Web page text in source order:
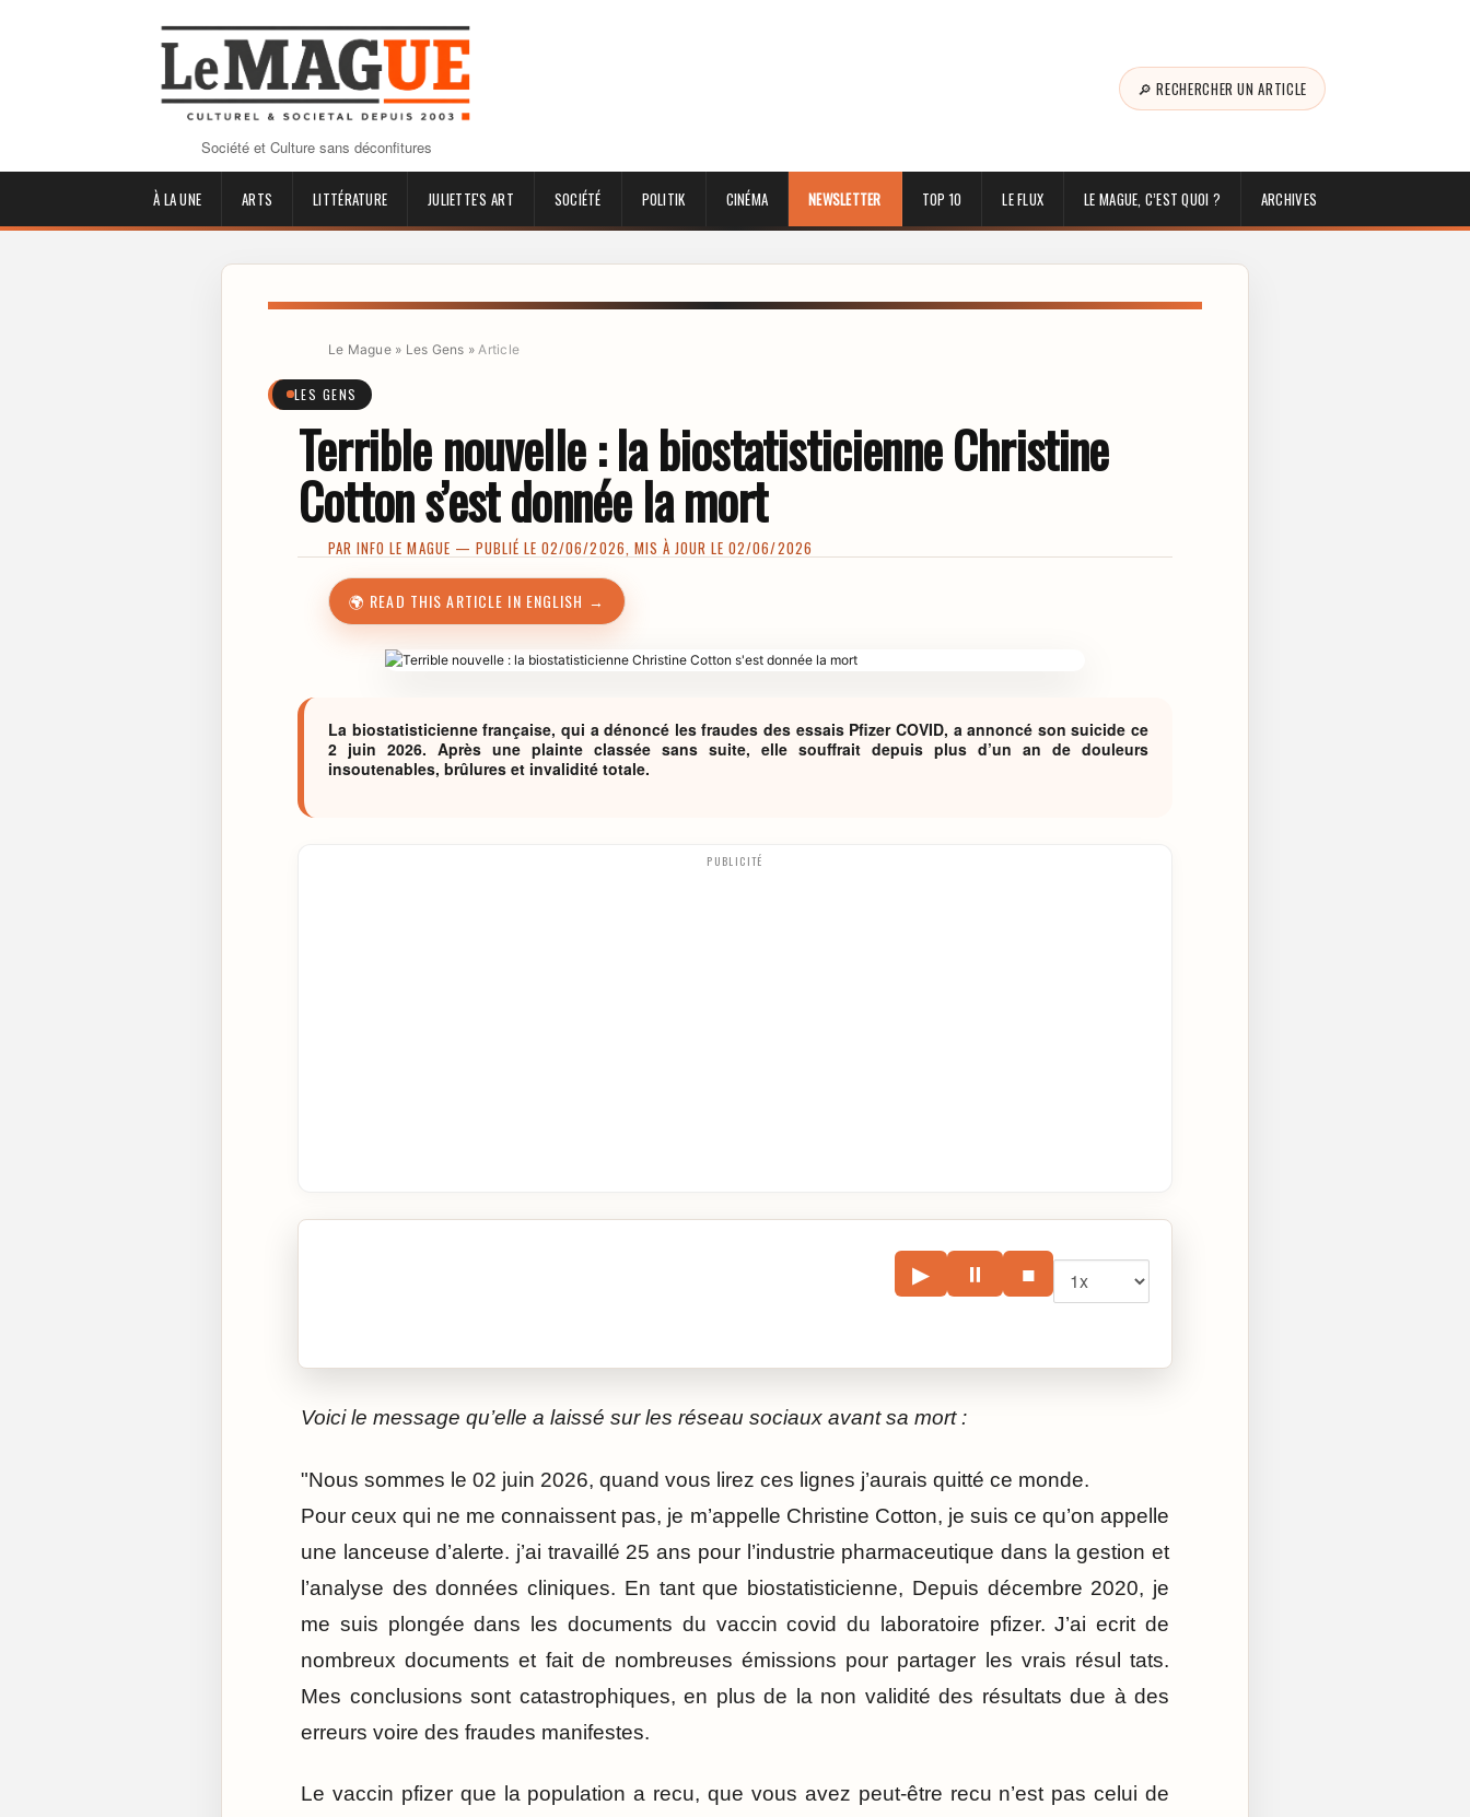
Société et Culture sans déconfitures
🔎 RECHERCHER UN ARTICLE
À LA UNE ARTS LITTÉRATURE JULIETTE'S ART SOCIÉTÉ POLITIK CINÉMA NEWSLETTER TOP 10 LE FLUX LE MAGUE, C’EST QUOI ? ARCHIVES
Le Mague» Les Gens » Article
LES GENS
Terrible nouvelle : la biostatisticienne Christine
Cotton s’est donnée la mort
PARINFO LE MAGUE — PUBLIÉ LE 02/06/2026, MIS À JOUR LE 02/06/2026
🌍 READ THIS ARTICLE IN ENGLISH →
La biostatisticienne française, qui a dénoncé les fraudes des essais Pfizer COVID, a annoncé son suicide ce
2 juin 2026. Après une plainte classée sans suite, elle souffrait depuis plus d’un an de douleurs
insoutenables, brûlures et invalidité totale.
PUBLICITÉ
▶ ⏸ ■
Voici le message qu’elle a laissé sur les réseau sociaux avant sa mort :
"Nous sommes le 02 juin 2026, quand vous lirez ces lignes j’aurais quitté ce monde.
Pour ceux qui ne me connaissent pas, je m’appelle Christine Cotton, je suis ce qu’on appelle
une lanceuse d’alerte. j’ai travaillé 25 ans pour l’industrie pharmaceutique dans la gestion et
l’analyse des données cliniques. En tant que biostatisticienne, Depuis décembre 2020, je
me suis plongée dans les documents du vaccin covid du laboratoire pfizer. J’ai ecrit de
nombreux documents et fait de nombreuses émissions pour partager les vrais résul tats.
Mes conclusions sont catastrophiques, en plus de la non validité des résultats due à des
erreurs voire des fraudes manifestes.
Le vaccin pfizer que la population a recu, que vous avez peut-être recu n’est pas celui de